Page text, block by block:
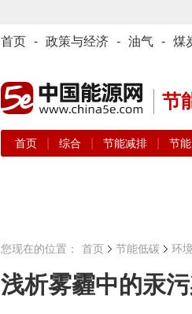
首页 - 政策与经济 - 油气 - 煤
节
首页 综合 节能减排 节
您现在的位置： 首页 节能低碳 环
浅析雾霾中的汞